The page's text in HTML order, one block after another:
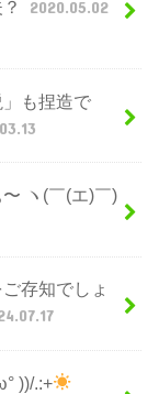
2020.05.02
も捏造で
ヽ(￣(エ)￣)
存知でしょ
))/.:+